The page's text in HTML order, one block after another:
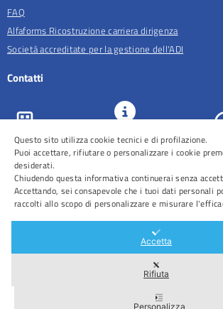
FAQ
Alfaforms Ricostruzione carriera dirigenza
Società accreditate per la gestione dell'ADI
Contatti
ASL Roma 5
URP e
Comunicazione
Area Riservata
Questo sito utilizza cookie tecnici e di profilazione.
Puoi accettare, rifiutare o personalizzare i cookie
desiderati.
Chiudendo questa informativa continuerai senza
Accettando, sei consapevole che i tuoi dati personali
raccolti allo scopo di personalizzare e misurare
Accetta
Rifiuta
Personalizza